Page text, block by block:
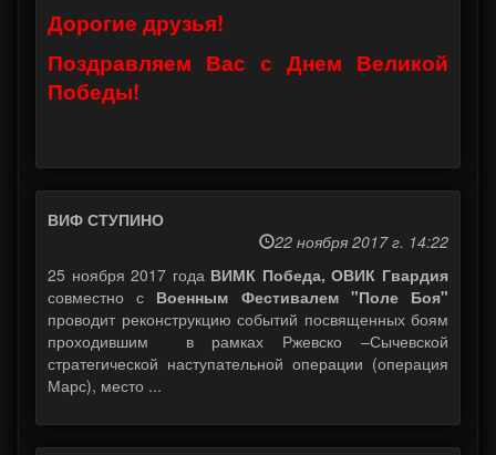
Дорогие друзья!
Поздравляем Вас с Днем Великой
Победы!
ВИФ СТУПИНО
22 ноября 2017 г. 14:22
25 ноября 2017 года ВИМК Победа, ОВИК Гвардия
совместно с Военным Фестивалем "Поле Боя"
проводит реконструкцию событий посвященных боям
проходившим в рамках Ржевско –Сычевской
стратегической наступательной операции (операция
Марс), место ...